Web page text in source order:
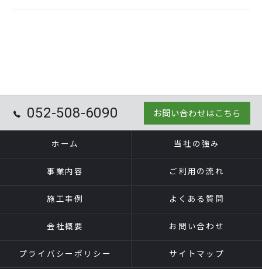
052-508-6090 お問い合わせはこちら
ホーム 当社の強み
事業内容 ご利用の流れ
施工事例 よくある質問
会社概要 お問い合わせ
プライバシーポリシー サイトマップ